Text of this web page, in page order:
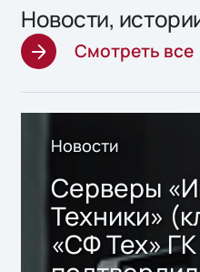
Новости,
Смотреть все
Новости
Серверы
Техники»
«СФ Тех»